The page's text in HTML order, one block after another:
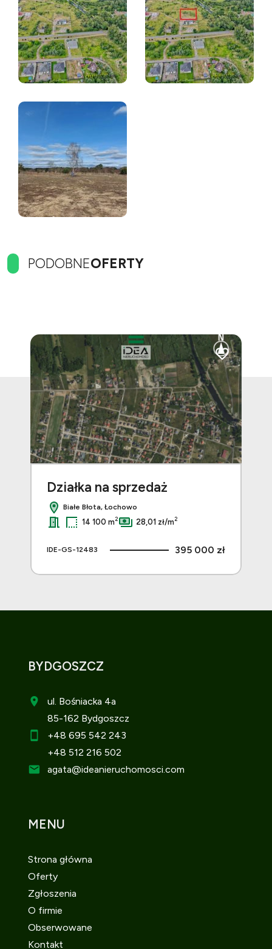
PODOBNEOFERTY
Dodaj do ulubionych Dodaj do
Działka na sprzedaż
Białe Błota, Łochowo
14 100 m2 28,01 zł/m2
IDE-GS-12483 395 000 zł
BYDGOSZCZ
ul. Bośniacka 4a
85-162 Bydgoszcz
+48 695 542 243
+48 512 216 502
agata@ideanieruchomosci.com
MENU
Strona główna
Oferty
Zgłoszenia
O firmie
Obserwowane
Kontakt